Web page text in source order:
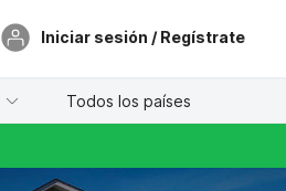
Iniciar sesión / Regístrate
Todos los países